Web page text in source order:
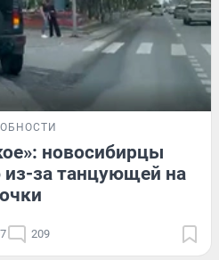
новосибирцы
за танцующей на
209